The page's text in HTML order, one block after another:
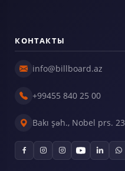
КОНТАКТЫ
info@billboard.az
+99455 840 25 00
Bakı şəh., Nobel prs. 23